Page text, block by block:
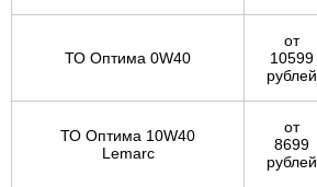
ТО Оптима 0W40
от
10599
рублей
ТО Оптима 10W40
Lemarc
от
8699
рублей